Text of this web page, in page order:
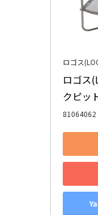
ロゴス
ロゴス
クピッ
81064062